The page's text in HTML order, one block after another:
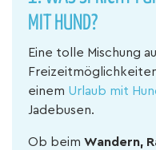
MIT HUND?
Eine tolle Mischung
einem Urlaub mit
Jadebusen.
Ob beim Wandern,